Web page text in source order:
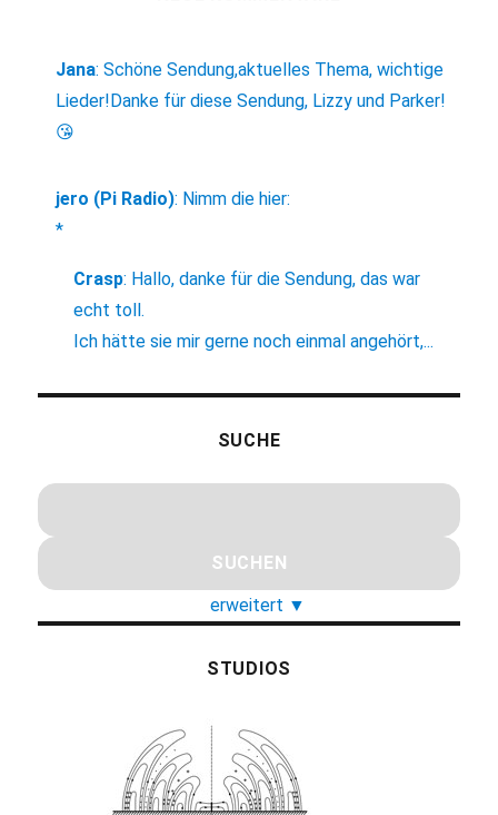
Jana:Schöne Sendung,aktuelles Thema, wichtige
Lieder!Danke für diese Sendung, Lizzy und Parker!
😘
jero (Pi Radio): Nimm die hier:
*
Crasp: Hallo, danke für die Sendung, das war
echt toll.
Ich hätte sie mir gerne noch einmal angehört,...
SUCHE
erweitert ▼
STUDIOS